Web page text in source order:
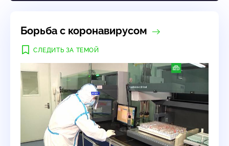
Борьба с коронавирусом
СЛЕДИТЬ ЗА ТЕМОЙ